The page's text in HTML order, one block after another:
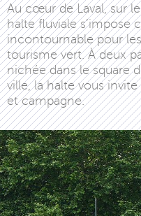
Au cœur de Laval, sur
halte fluviale s’impose
incontournable pour
tourisme vert. À deux
nichée dans le square
ville, la halte vous
et campagne.